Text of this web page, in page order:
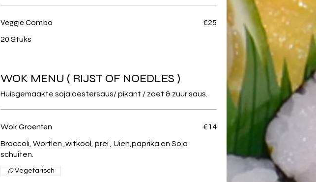
Veggie Combo
20 Stuks
€25
WOK MENU ( RIJST OF NOEDLES )
Huisgemaakte soja oestersaus/ pikant / zoet & zuur saus.
Wok Groenten
Broccoli, Wortlen ,witkool, prei , Uien,paprika en Soja
schuiten.
€14
Vegetarisch